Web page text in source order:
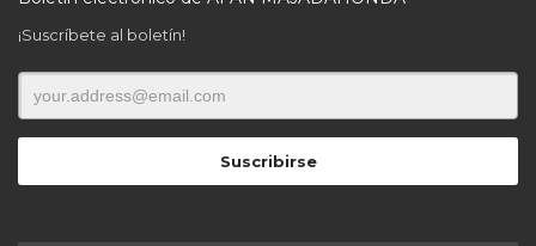
¡Suscríbete al boletín!